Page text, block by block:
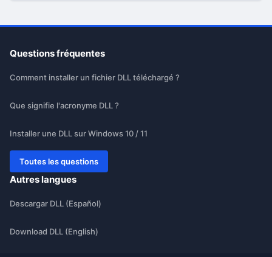
Questions fréquentes
Comment installer un fichier DLL téléchargé ?
Que signifie l'acronyme DLL ?
Installer une DLL sur Windows 10 / 11
Toutes les questions
Autres langues
Descargar DLL (Español)
Download DLL (English)